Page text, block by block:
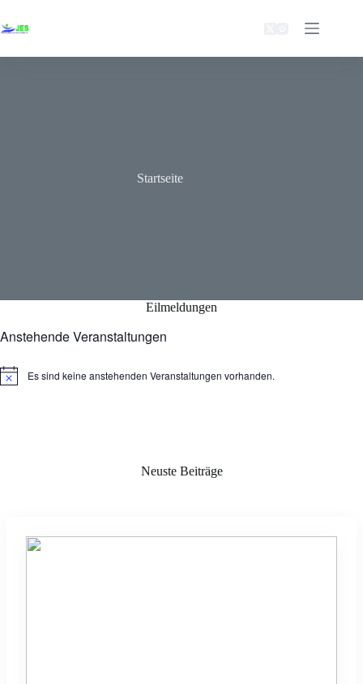
Inhalt
springen
Startseite
Eilmeldungen
Anstehende Veranstaltungen
H
Es sind keine anstehenden Veranstaltungen vorhanden.
Neuste Beiträge